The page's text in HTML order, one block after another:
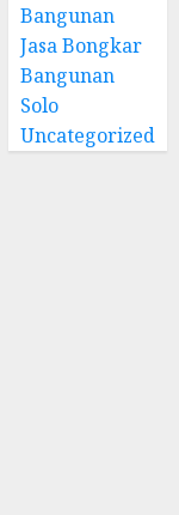
Bangunan
Jasa Bongkar
Bangunan
Solo
Uncategorized